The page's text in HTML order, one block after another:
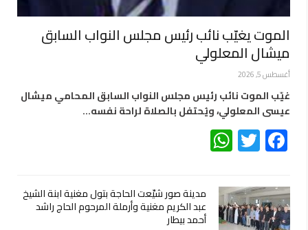
الموت يغيّب نائب رئيس مجلس النواب السابق
ميشال المعلولي
أغسطس 5, 2026
غيّب الموت نائب رئيس مجلس النواب السابق المحامي ميشال
عيسى المعلولي، ويُحتفل بالصلاة لراحة نفسه…
Facebook
Twitter
مدينة صور شيّعت الحاجة بتول مغنية ابنة الشيخ
عبد الكريم مغنية وأرملة المرحوم الحاج راشد
أحمد بيطار